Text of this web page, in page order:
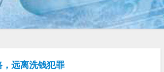
远离洗钱犯罪